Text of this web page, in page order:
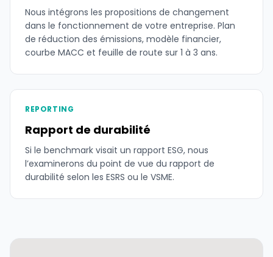
Nous intégrons les propositions de changement
dans le fonctionnement de votre entreprise. Plan
de réduction des émissions, modèle financier,
courbe MACC et feuille de route sur 1 à 3 ans.
REPORTING
Rapport de durabilité
Si le benchmark visait un rapport ESG, nous
l’examinerons du point de vue du rapport de
durabilité selon les ESRS ou le VSME.